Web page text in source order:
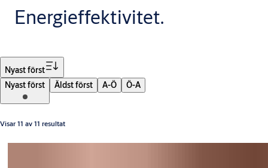
Energieffektivitet.
Nyast först
Nyast först
Äldst först A-Ö Ö-A
Visar 11 av 11 resultat